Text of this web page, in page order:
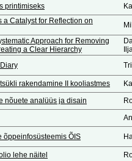
printimiseks
a Catalyst for Reflection on
Approach for Removing
a Clear Hierarchy
rakendamine II kooliastmes
nõuete analüüs ja disain
ÕIS
lehe näitel